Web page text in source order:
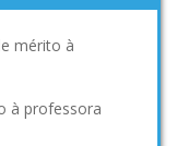
mérito à
à professora